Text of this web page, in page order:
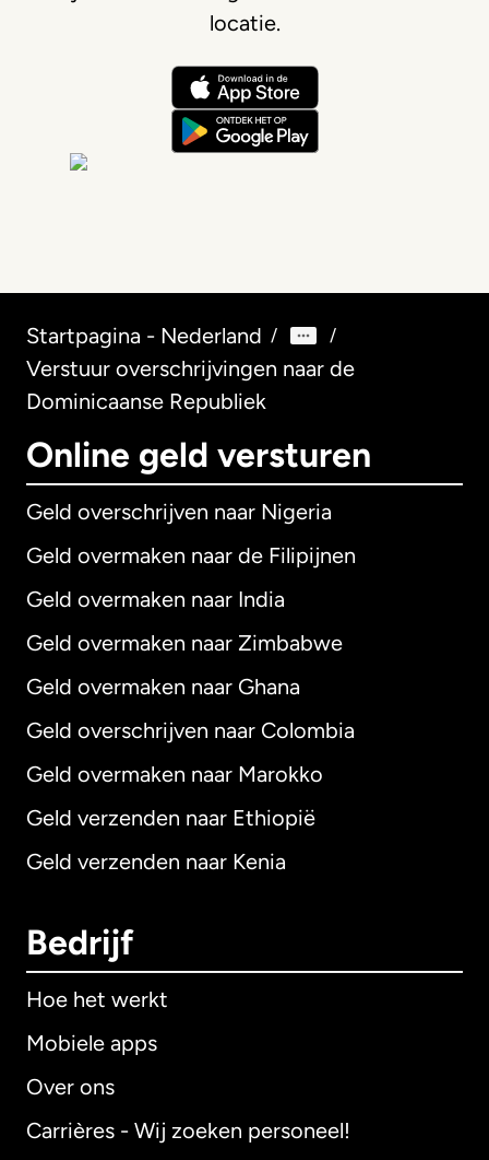
locatie.
Startpagina - Nederland / /
Verstuur overschrijvingen naar de
Dominicaanse Republiek
Online geld versturen
Geld overschrijven naar Nigeria
Geld overmaken naar de Filipijnen
Geld overmaken naar India
Geld overmaken naar Zimbabwe
Geld overmaken naar Ghana
Geld overschrijven naar Colombia
Geld overmaken naar Marokko
Geld verzenden naar Ethiopië
Geld verzenden naar Kenia
Bedrijf
Hoe het werkt
Mobiele apps
Over ons
Carrières - Wij zoeken personeel!